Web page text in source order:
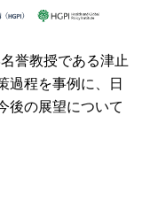
誉教授である津止
過程を事例に、日
後の展望について